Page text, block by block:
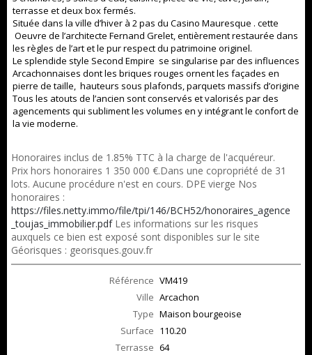
terrasse et deux box fermés.
Située dans la ville d’hiver à 2 pas du Casino Mauresque . cette
Oeuvre de l’architecte Fernand Grelet, entièrement restaurée dans
les règles de l’art et le pur respect du patrimoine originel.
Le splendide style Second Empire se singularise par des influences
Arcachonnaises dont les briques rouges ornent les façades en
pierre de taille, hauteurs sous plafonds, parquets massifs d’origine
Tous les atouts de l’ancien sont conservés et valorisés par des
agencements qui subliment les volumes en y intégrant le confort de
la vie moderne.
Honoraires inclus de 1.85% TTC à la charge de l'acquéreur.
Prix hors honoraires 1 350 000 €.Dans une copropriété de 31
lots. Aucune procédure n'est en cours. DPE vierge Nos
honoraires :
https://files.netty.immo/file/tpi/146/BCH52/honoraires_agence
_toujas_immobilier.pdfLes informations sur les risques
auxquels ce bien est exposé sont disponibles sur le site
Géorisques : georisques.gouv.fr
Référence VM419
Ville Arcachon
Type Maison bourgeoise
Surface 110.20
Terrasse 64